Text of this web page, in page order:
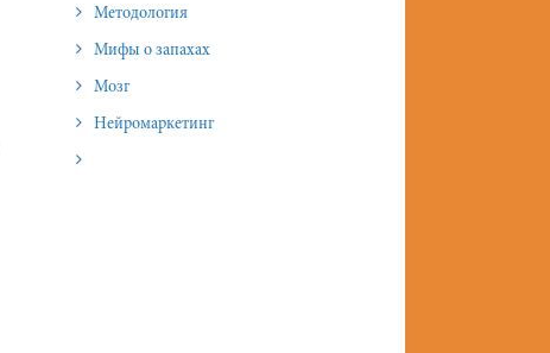
Методология
Мифы о запахах
Мозг
Нейромаркетинг